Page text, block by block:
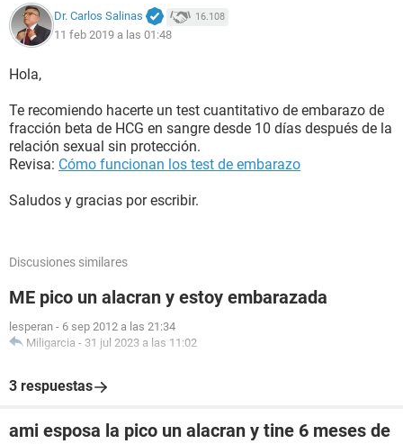
Dr. Carlos Salinas 16.108
11 feb 2019 a las 01:48
Hola,
Te recomiendo hacerte un test cuantitativo de embarazo de
fracción beta de HCG en sangre desde 10 días después de la
relación sexual sin protección.
Revisa: Cómo funcionan los test de embarazo
Saludos y gracias por escribir.
Discusiones similares
ME pico un alacran y estoy embarazada
lesperan - 6 sep 2012 a las 21:34
Miligarcia - 31 jul 2023 a las 11:02
3 respuestas
ami esposa la pico un alacran y tine 6 meses de